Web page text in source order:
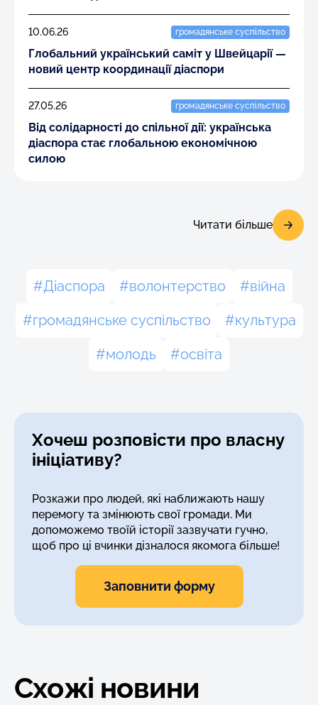
10.06.26 громадянське суспільство
Глобальний український саміт у Швейцарії —
новий центр координації діаспори
27.05.26 громадянське суспільство
Від солідарності до спільної дії: українська
діаспора стає глобальною економічною
силою
Читати більше
Діаспора волонтерство
війна
громадянське суспільство
культура
молодь
освіта
Хочеш розповісти про власну
ініціативу?
Розкажи про людей, які наближають нашу
перемогу та змінюють свої громади. Ми
допоможемо твоїй історії зазвучати гучно,
щоб про ці вчинки дізналося якомога більше!
Заповнити форму
Схожі новини